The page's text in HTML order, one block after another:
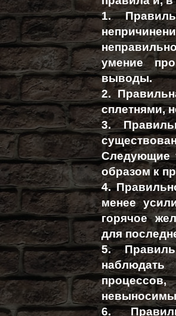
1.
умение
выводы.
2.
сплетнями,
3.
Следующие
образом к
4.
менее
горячое
для
5.
6.